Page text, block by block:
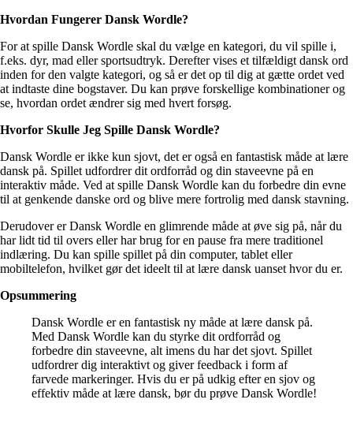
Hvordan Fungerer Dansk Wordle?
For at spille Dansk Wordle skal du vælge en kategori, du vil spille i,
f.eks. dyr, mad eller sportsudtryk. Derefter vises et tilfældigt dansk ord
inden for den valgte kategori, og så er det op til dig at gætte ordet ved
at indtaste dine bogstaver. Du kan prøve forskellige kombinationer og
se, hvordan ordet ændrer sig med hvert forsøg.
Hvorfor Skulle Jeg Spille Dansk Wordle?
Dansk Wordle er ikke kun sjovt, det er også en fantastisk måde at lære
dansk på. Spillet udfordrer dit ordforråd og din staveevne på en
interaktiv måde. Ved at spille Dansk Wordle kan du forbedre din evne
til at genkende danske ord og blive mere fortrolig med dansk stavning.
Derudover er Dansk Wordle en glimrende måde at øve sig på, når du
har lidt tid til overs eller har brug for en pause fra mere traditionel
indlæring. Du kan spille spillet på din computer, tablet eller
mobiltelefon, hvilket gør det ideelt til at lære dansk uanset hvor du er.
Opsummering
Dansk Wordle er en fantastisk ny måde at lære dansk på.
Med Dansk Wordle kan du styrke dit ordforråd og
forbedre din staveevne, alt imens du har det sjovt. Spillet
udfordrer dig interaktivt og giver feedback i form af
farvede markeringer. Hvis du er på udkig efter en sjov og
effektiv måde at lære dansk, bør du prøve Dansk Wordle!